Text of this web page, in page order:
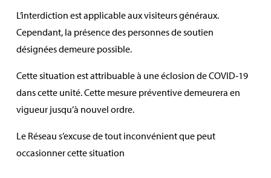
L’interdiction est applicable aux visiteurs généraux.
Cependant, la présence des personnes de soutien
désignées demeure possible.
Cette situation est attribuable à une éclosion de COVID‑19
dans cette unité. Cette mesure préventive demeurera en
vigueur jusqu’à nouvel ordre.
Le Réseau s’excuse de tout inconvénient que peut
occasionner cette situation